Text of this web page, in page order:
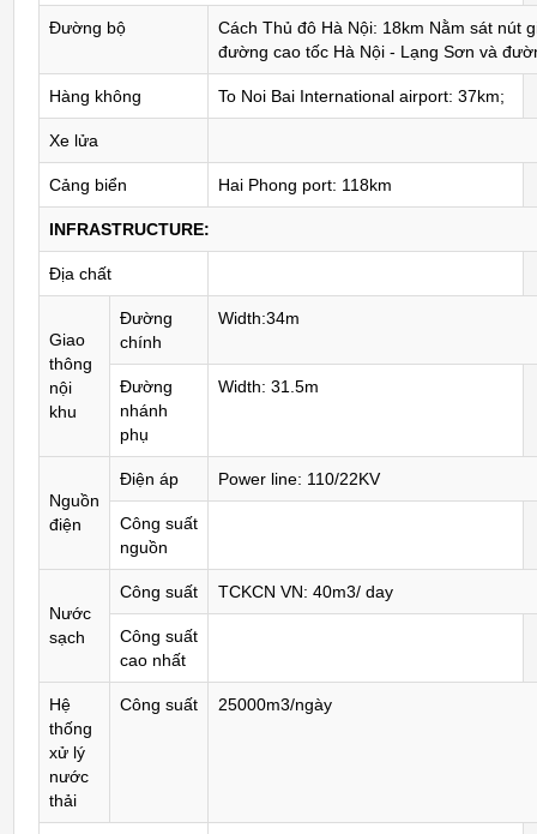
Đường bộ
Cách Thủ đô Hà Nội: 18km Nằm sát nút
đường cao tốc Hà Nội - Lạng Sơn và
Hàng không To Noi Bai International airport: 37km;
Xe lửa
Cảng biển Hai Phong port: 118km
INFRASTRUCTURE:
Địa chất
Giao
thông
nội
khu
Đường
chính
Width:34m
Đường
nhánh
phụ
Width: 31.5m
Nguồn
điện
Điện áp Power line: 110/22KV
Công suất
nguồn
Nước
sạch
Công suất TCKCN VN: 40m3/ day
Công suất
cao nhất
Hệ
thống
xử lý
nước
thải
Công suất 25000m3/ngày